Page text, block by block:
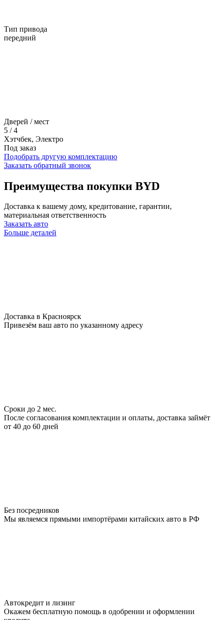
Тип привода
передний
Дверей / мест
5 / 4
Хэтчбек, Электро
Под заказ
Подобрать другую комплектацию
Заказать обратный звонок
Преимущества покупки BYD
Доставка к вашему дому, кредитование, гарантии,
материальная ответственность
Заказать авто
Больше деталей
Доставка в Красноярск
Привезём ваш авто по указанному адресу
Сроки до 2 мес.
После согласования комплектации и оплаты, доставка займёт
от 40 до 60 дней
Без посредников
Мы являемся прямыми импортёрами китайских авто в РФ
Автокредит и лизинг
Окажем бесплатную помощь в одобрении и оформлении